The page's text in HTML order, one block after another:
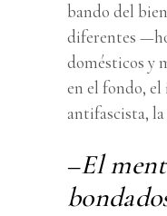
bando del
diferentes
domésticos y
en el fondo,
antifascista,
–El